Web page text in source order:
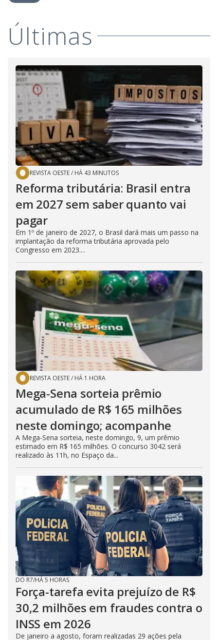
Últimas
REVISTA OESTE/ HÁ 43 MINUTOS
Reforma tributária: Brasil entra
em 2027 sem saber quanto vai
pagar
Em 1º de janeiro de 2027, o Brasil dará mais um passo na
implantação da reforma tributária aprovada pelo
Congresso em 2023....
REVISTA OESTE/ HÁ 1 HORA
Mega-Sena sorteia prêmio
acumulado de R$ 165 milhões
neste domingo; acompanhe
A Mega-Sena sorteia, neste domingo, 9, um prêmio
estimado em R$ 165 milhões. O concurso 3042 será
realizado às 11h, no Espaço da...
DO R7/HÁ 5 HORAS
Força-tarefa evita prejuízo de R$
30,2 milhões em fraudes contra o
INSS em 2026
De janeiro a agosto, foram realizadas 29 ações pela